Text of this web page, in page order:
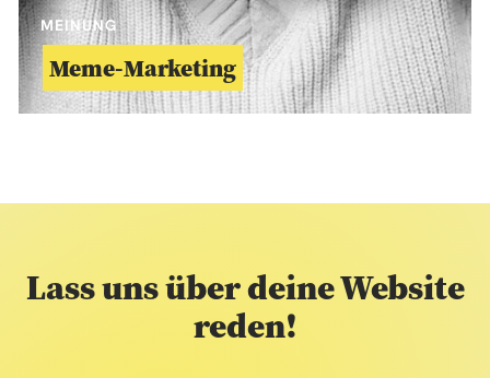
MEINUNG
Meme-Marketing
Lass uns über deine Website
reden!